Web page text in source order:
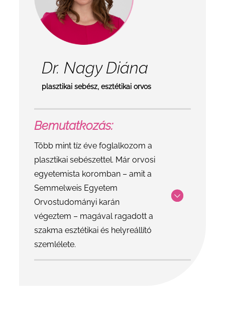
Dr. Nagy Diána
plasztikai sebész, esztétikai orvos
Bemutatkozás:
Több mint tíz éve foglalkozom a
plasztikai sebészettel. Már orvosi
egyetemista koromban – amit a
Semmelweis Egyetem
Orvostudományi karán
végeztem – magával ragadott a
szakma esztétikai és helyreállító
szemlélete.